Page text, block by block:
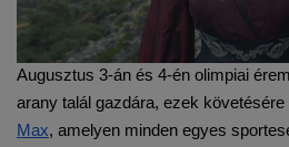
Augusztus 3-án és 4-én olimpiai
Max, amelyen minden egyes